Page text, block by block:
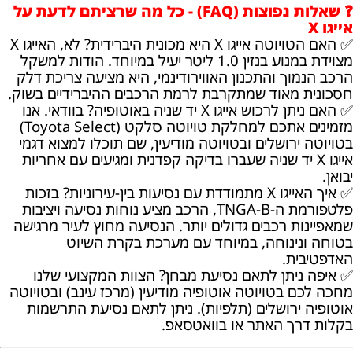
❓ שאלות נפוצות (FAQ) - כל מה שרציתם לדעת על
אייגו X
✅ האם הטויוטה אייגו X היא מכונית היברידית? לא, האייגו X
מצוידת במנוע בנזין 1.0 ליטר יעיל במיוחד. הודות למשקל
הרכב הנמוך והתכנון האווירודינמי, היא מציעה צריכת דלק
חסכונית מאוד שמתקרבת לרמת הרכבים ההיברידיים בשוק.
✅ האם ניתן לרכוש אייגו X יד שניה באוטופיה? בוודאי. אנו
מזמינים אתכם למחלקת טויוטה סלקט (Toyota Select)
בטויוטה ירושלים ובטויוטה מודיעין, שם תוכלו למצוא דגמי
אייגו X יד שניה שעברו בדיקה קפדנית ומגיעים עם אחריות
יבואן.
✅ איך האייגו X מתמודדת עם נסיעות בין-עירוניות? בזכות
פלטפורמת ה-TNGA-B, הרכב מציע נוחות נסיעה ויציבות
שמאפיינות רכבים גדולים יותר. הנסיעה מחוץ לעיר מרגישה
בטוחה ונינוחה, במיוחד עם מערכת בקרת השיוט
האדפטיבית.
✅ איפה ניתן לתאם נסיעת מבחן? הצוות המקצועי שלנו
מחכה לכם בטויוטה אוטופיה מודיעין (מרכז עינב) ובטויוטה
אוטופיה ירושלים (תלפיות). ניתן לתאם נסיעת התרשמות
בקלות דרך האתר או בוואטסאפ.